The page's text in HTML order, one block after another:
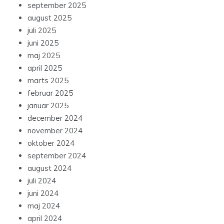
september 2025
august 2025
juli 2025
juni 2025
maj 2025
april 2025
marts 2025
februar 2025
januar 2025
december 2024
november 2024
oktober 2024
september 2024
august 2024
juli 2024
juni 2024
maj 2024
april 2024